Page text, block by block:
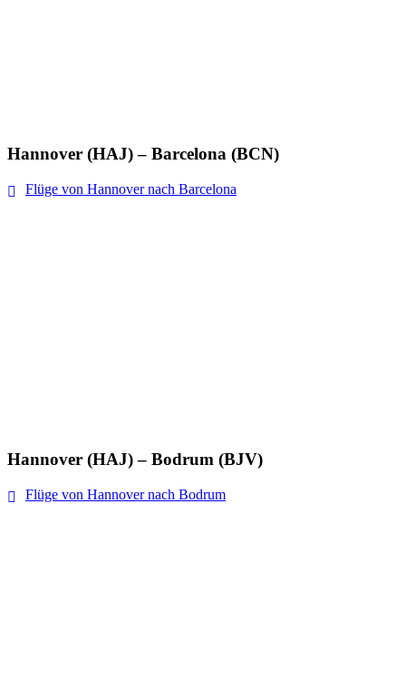
Hannover (HAJ) – Barcelona (BCN)
Flüge von Hannover nach Barcelona
Hannover (HAJ) – Bodrum (BJV)
Flüge von Hannover nach Bodrum